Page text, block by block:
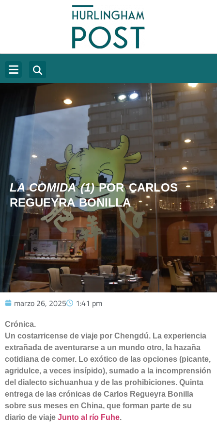
LA COMIDA (1)POR CARLOS
REGUEYRA BONILLA
marzo 26, 2025 1:41 pm
Crónica.
Un costarricense de viaje por Chengdú. La experiencia
extrañada de aventurarse a un mundo otro, la hazaña
cotidiana de comer. Lo exótico de las opciones (picante,
agridulce, a veces insípido), sumado a la incomprensión
del dialecto sichuanhua y de las prohibiciones. Quinta
entrega de las crónicas de Carlos Regueyra Bonilla
sobre sus meses en China, que forman parte de su
diario de viaje Junto al río Fuhe.